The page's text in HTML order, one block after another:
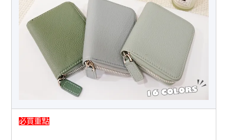
必買重點